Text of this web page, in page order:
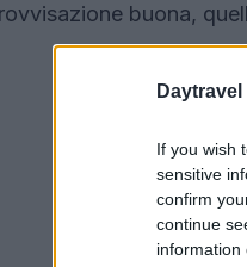
Daytravel
If you wish
sensitive
confirm
continue
information
buona,